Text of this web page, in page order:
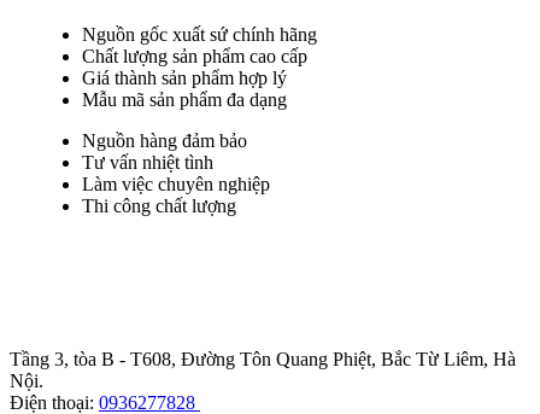
Nguồn gốc xuất sứ chính hãng
Chất lượng sản phẩm cao cấp
Giá thành sản phẩm hợp lý
Mẫu mã sản phẩm đa dạng
Nguồn hàng đảm bảo
Tư vấn nhiệt tình
Làm việc chuyên nghiệp
Thi công chất lượng
Tầng 3, tòa B - T608, Đường Tôn Quang Phiệt, Bắc Từ Liêm, Hà
Nội.
Điện thoại: 0936277828